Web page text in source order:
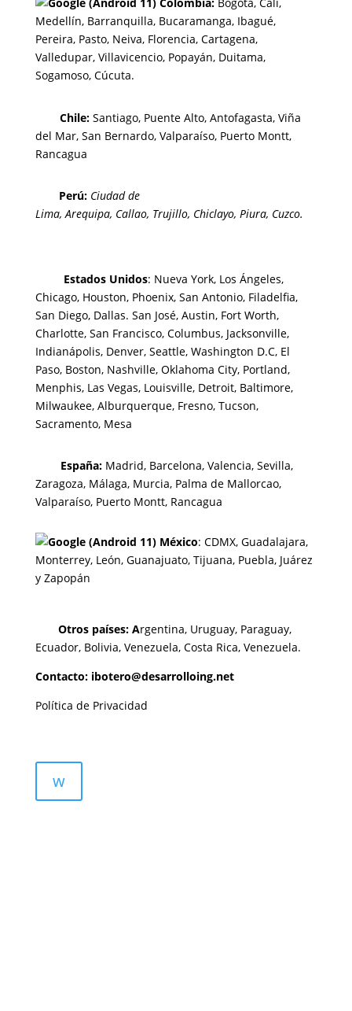
Medellín, Barranquilla,Bucaramanga,Ibagué,
Pereira,Pasto, Neiva, Florencia, Cartagena,
Valledupar, Villavicencio,Popayán, Duitama,
Sogamoso, Cúcuta.
Chile:Santiago, Puente Alto, Antofagasta, Viña
del Mar, San Bernardo, Valparaíso, Puerto Montt,
Rancagua
Perú: Ciudad de
Lima,Arequipa, Callao, Trujillo, Chiclayo, Piura, Cuzco.
Estados Unidos: Nueva York, Los Ángeles,
Chicago, Houston, Phoenix, San Antonio, Filadelfia,
San Diego, Dallas. San José, Austin, Fort Worth,
Charlotte, San Francisco, Columbus, Jacksonville,
Indianápolis, Denver, Seattle, Washington D.C, El
Paso, Boston, Nashville, Oklahoma City, Portland,
Menphis, Las Vegas, Louisville, Detroit, Baltimore,
Milwaukee, Alburquerque, Fresno, Tucson,
Sacramento, Mesa
España: Madrid, Barcelona, Valencia, Sevilla,
Zaragoza, Málaga, Murcia, Palma de Mallorcao,
Valparaíso, Puerto Montt, Rancagua
México: CDMX, Guadalajara,
Monterrey, León, Guanajuato, Tijuana, Puebla, Juárez
y Zapopán
Otros países: Argentina, Uruguay, Paraguay,
Ecuador, Bolivia, Venezuela, Costa Rica, Venezuela.
Contacto: ibotero@desarrolloing.net
Política de Privacidad
w